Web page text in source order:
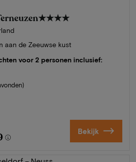
★★★★
aan de Zeeuwse kust
voor 2 personen inclusief:
Bekijk